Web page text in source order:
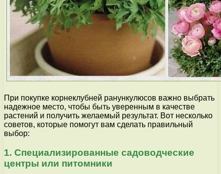
При покупке корнеклубней ранункулюсов важно выбрать
надежное место, чтобы быть уверенным в качестве
растений и получить желаемый результат. Вот несколько
советов, которые помогут вам сделать правильный
выбор:
1. Специализированные садоводческие
центры или питомники